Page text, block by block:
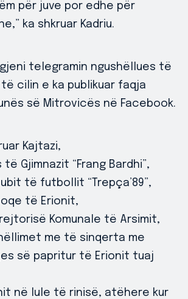
për juve por edhe për
ka shkruar Kadriu.
telegramin ngushëllues të
të cilin e ka publikuar faqja
së Mitrovicës në Facebook.
Kajtazi,
Gjimnazit “Frang Bardhi”,
të futbollit “Trepça’89”,
të Erionit,
Komunale të Arsimit,
me të sinqerta me
së papritur të Erionit tuaj
në lule të rinisë, atëhere kur